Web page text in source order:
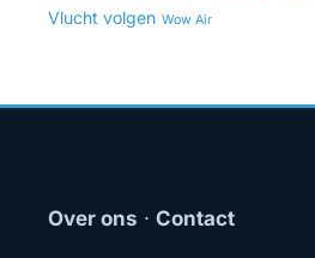
Vlucht volgen Wow Air
Over ons · Contact